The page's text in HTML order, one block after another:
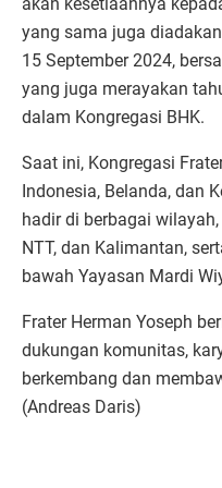
yang sama juga
15 September 2024,
yang juga merayakan
dalam Kongregasi BHK.
Saat ini, Kongregasi
Indonesia, Belanda, dan
hadir di berbagai
NTT, dan Kalimantan,
bawah Yayasan Mardi
Frater Herman Yoseph
dukungan komunitas,
berkembang dan
(Andreas Daris)